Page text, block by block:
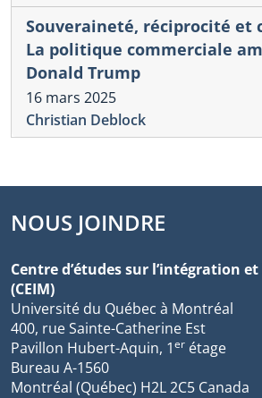
Souveraineté, réciprocité et
La politique commerciale
Donald Trump
16 mars 2025
Christian Deblock
NOUS JOINDRE
Centre d’études sur l’intégration
(CEIM)
Université du Québec à Montréal
400, rue Sainte-Catherine Est
Pavillon Hubert-Aquin, 1er étage
Bureau A-1560
Montréal (Québec) H2L 2C5 Canada